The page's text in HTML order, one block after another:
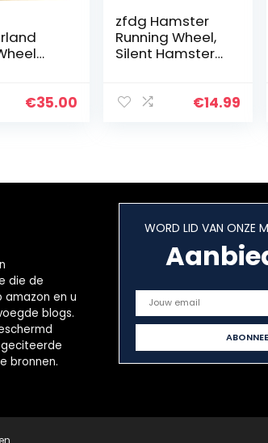
€35.00
zfdg Hamster
Running Wheel,
Silent Hamster
Hamster Wheel
€14.99
die de
en u
blogs.
bronnen.
WORD LID VAN ONZE